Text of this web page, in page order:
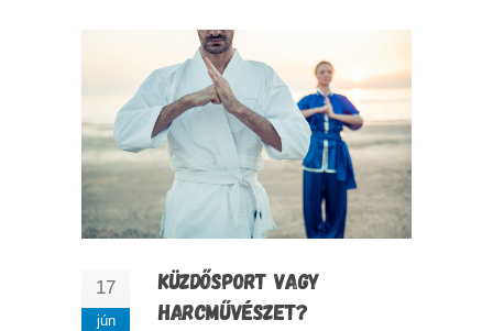
17
jún
KÜZDŐSPORT VAGY
HARCMŰVÉSZET?